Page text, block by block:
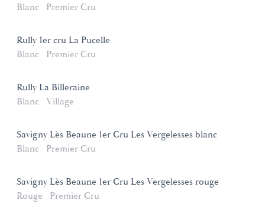
Blanc
Premier Cru
Rully 1er cru La Pucelle
Blanc
Premier Cru
Rully La Billeraine
Blanc
Village
Savigny Lès Beaune 1er Cru Les Vergelesses blanc
Blanc
Premier Cru
Savigny Lès Beaune 1er Cru Les Vergelesses rouge
Rouge
Premier Cru